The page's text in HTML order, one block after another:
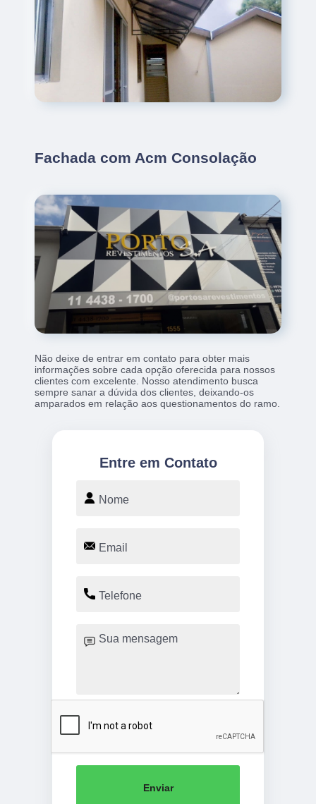
Fachada com Acm Consolação
Não deixe de entrar em contato para obter mais
informações sobre cada opção oferecida para nossos
clientes com excelente. Nosso atendimento busca
sempre sanar a dúvida dos clientes, deixando-os
amparados em relação aos questionamentos do ramo.
Entre em Contato
Enviar